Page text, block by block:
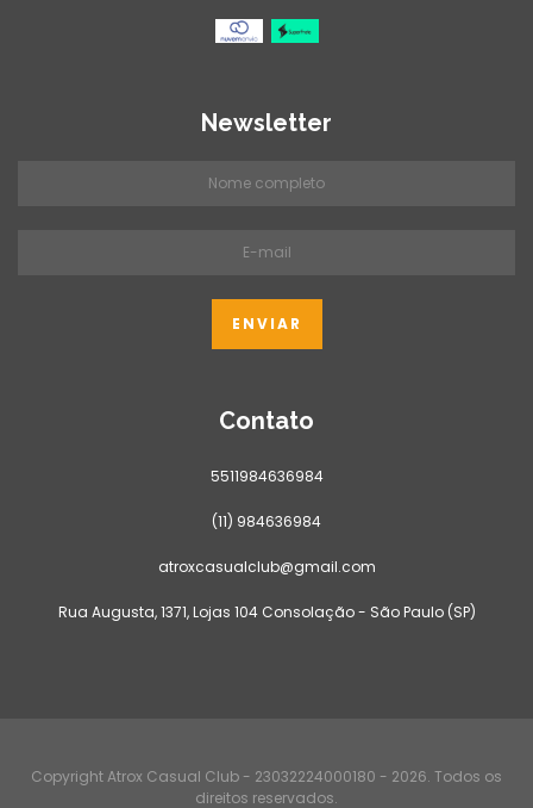
Newsletter
Contato
5511984636984
(11) 984636984
atroxcasualclub@gmail.com
Rua Augusta, 1371, Lojas 104 Consolação - São Paulo (SP)
Copyright Atrox Casual Club - 23032224000180 - 2026. Todos os
direitos reservados.